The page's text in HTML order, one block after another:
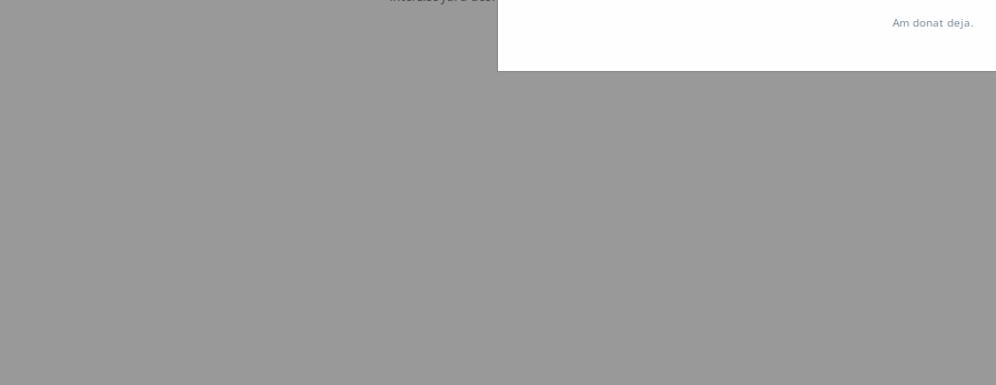
Hosterion
Am donat deja.